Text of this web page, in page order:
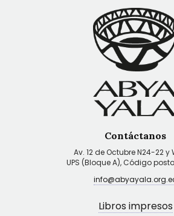
Contáctanos
Av. 12 de Octubre N24-22 y
UPS (Bloque A), Código
Libros impresos